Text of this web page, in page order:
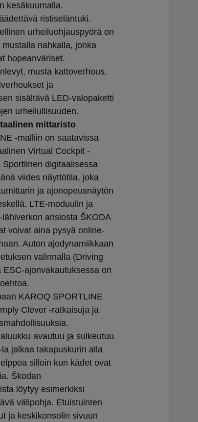
kesäkuumalla.
ristiseläntuki.
urheiluohjauspyörä on
nahkalla, jonka
hopeanväriset.
musta kattoverhous,
ja
sisältävä LED-valopaketti
urheilullisuuden.
mittaristo
-malliin on saatavissa
Virtual Cockpit -
digitaalisessa
viides näyttötila, joka
ja ajonopeusnäytön
LTE-moduulin ja
lähiverkon ansiosta ŠKODA
voivat aina pysyä online-
Auton ajodynamiikkaan
valinnalla (Driving
ESC-ajonvakautuksessa on
KAROQ SPORTLINE
Clever -ratkaisuja ja
avautuu ja sulkeutuu
jalkaa takapuskurin alla
silloin kun kädet ovat
Škodan
löytyy esimerkiksi
välipohja. Etuistuinten
ja keskikonsolin sivuun